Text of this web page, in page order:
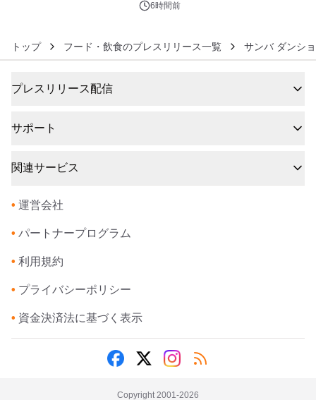
6時間前
トップ フード・飲食のプレスリリース一覧 サンバ ダンシ
プレスリリース配信
サポート
関連サービス
• 運営会社
• パートナープログラム
• 利用規約
• プライバシーポリシー
• 資金決済法に基づく表示
Copyright 2001-2026